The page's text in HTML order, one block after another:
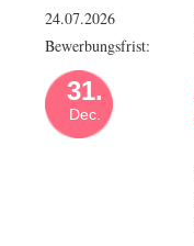
24.07.2026
Bewerbungsfrist:
31.
Dec.